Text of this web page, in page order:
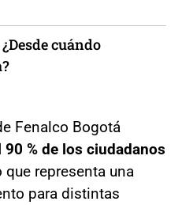
cuándo
Fenalco Bogotá
90 % de los ciudadanos
que representa una
para distintas